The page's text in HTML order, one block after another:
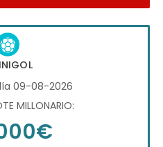
09-08-2026
MILLONARIO: